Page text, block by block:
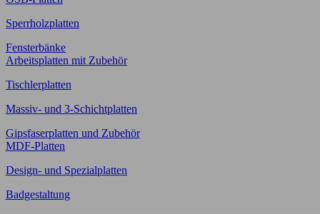
Sperrholzplatten
Fensterbänke
Arbeitsplatten mit Zubehör
Tischlerplatten
Massiv- und 3-Schichtplatten
Gipsfaserplatten und Zubehör
MDF-Platten
Design- und Spezialplatten
Badgestaltung